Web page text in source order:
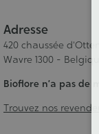
Adresse
420 chaussée
Wavre 1300 - Belgique
Bioflore n’a pas de
Trouvez nos